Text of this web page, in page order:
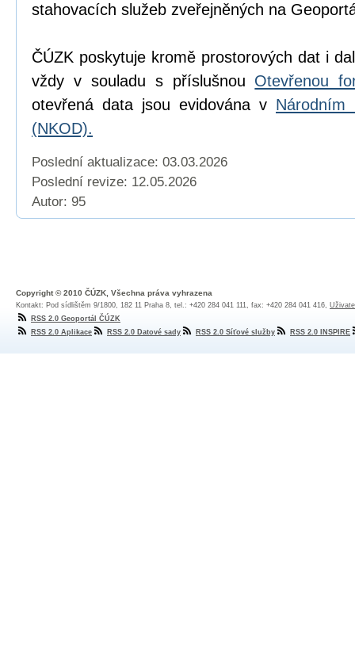
stahovacích služeb zveřejněných na
ČÚZK poskytuje kromě prostorových dat i
vždy v souladu s příslušnou Otevřenou
otevřená data jsou evidována v Národním
(NKOD).
Poslední aktualizace: 03.03.2026
Poslední revize: 12.05.2026
Autor: 95
Copyright © 2010 ČÚZK, Všechna práva vyhrazena
Kontakt: Pod sídlištěm 9/1800, 182 11 Praha 8, tel.: +420 284 041 111, fax: +420 284 041 416,
RSS 2.0 Geoportál ČÚZK
RSS 2.0 Aplikace
RSS 2.0 Datové sady RSS 2.0 Síťové služby RSS 2.0 INSPIRE